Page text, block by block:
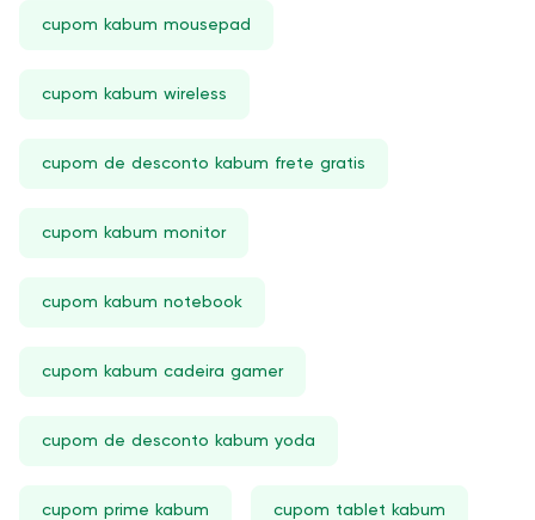
cupom kabum mousepad
cupom kabum wireless
cupom de desconto kabum frete gratis
cupom kabum monitor
cupom kabum notebook
cupom kabum cadeira gamer
cupom de desconto kabum yoda
cupom prime kabum cupom tablet kabum